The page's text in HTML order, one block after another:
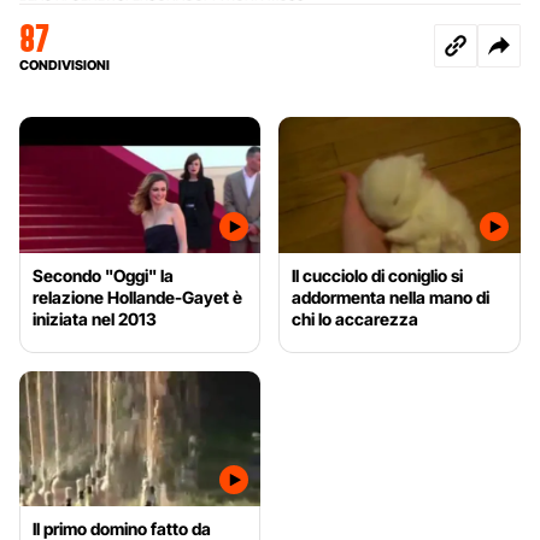
87
CONDIVISIONI
Secondo "Oggi" la
relazione Hollande-Gayet è
iniziata nel 2013
Il cucciolo di coniglio si
addormenta nella mano di
chi lo accarezza
Il primo domino fatto da